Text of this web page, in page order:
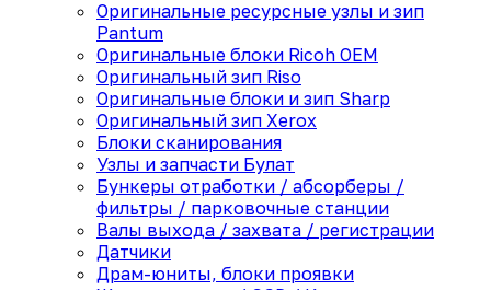
Оригинальные ресурсные узлы и зип
Pantum
Оригинальные блоки Ricoh OEM
Оригинальный зип Riso
Оригинальные блоки и зип Sharp
Оригинальный зип Xerox
Блоки сканирования
Узлы и запчасти Булат
Бункеры отработки / абсорберы /
фильтры / парковочные станции
Валы выхода / захвата / регистрации
Датчики
Драм-юниты, блоки проявки